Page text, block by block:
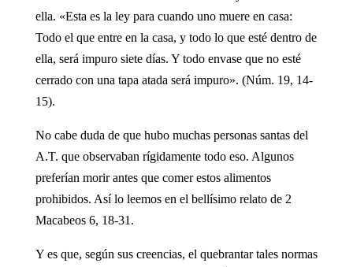
ella. «Esta es la ley para cuando uno muere en casa:
Todo el que entre en la casa, y todo lo que esté dentro de
ella, será impuro siete días. Y todo envase que no esté
cerrado con una tapa atada será impuro». (Núm. 19, 14-
15).
No cabe duda de que hubo muchas personas santas del
A.T. que observaban rígidamente todo eso. Algunos
preferían morir antes que comer estos alimentos
prohibidos. Así lo leemos en el bellísimo relato de 2
Macabeos 6, 18-31.
Y es que, según sus creencias, el quebrantar tales normas